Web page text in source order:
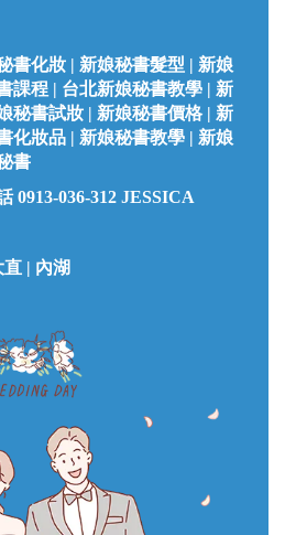
書化妝 | 新娘秘書髮型 | 新娘
課程 | 台北新娘秘書教學 | 新
秘書試妝 | 新娘秘書價格 | 新
化妝品 | 新娘秘書教學 | 新娘
書
0913-036-312 JESSICA
| 內湖